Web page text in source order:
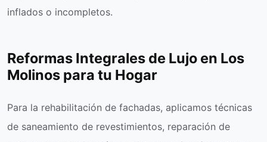
inflados o incompletos.
Reformas Integrales de Lujo en Los
Molinos para tu Hogar
Para la rehabilitación de fachadas, aplicamos técnicas
de saneamiento de revestimientos, reparación de